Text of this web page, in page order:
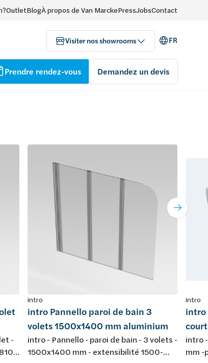
OutletBlogÀ propos de Van MarckePressJobsContact
Visiter nos showrooms FR
Prendre rendez-vous Demandez un devis
-
intro
intro Pannello paroi de bain 3
volets 1500x1400 mm aluminium
intro - Pannello - paroi de bain - 3 volets -
1500x1400 mm - extensibilité 1500-
intro
intro
intro
mm -